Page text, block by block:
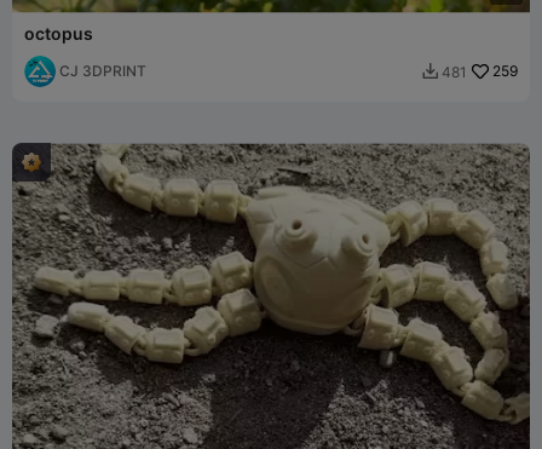
octopus
CJ 3DPRINT  481 259